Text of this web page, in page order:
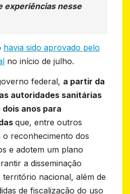
experiências nesse
havia sido aprovado pelo
no início de julho.
federal, a partir da
autoridades sanitárias
anos para
que, entre outros
o reconhecimento dos
e adotem um plano
a disseminação
território nacional, além de
de fiscalização do uso